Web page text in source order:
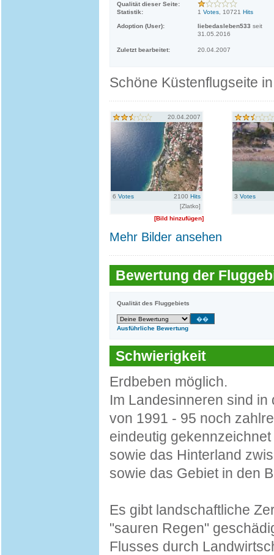
Qualität dieser Seite:
Statistik:
1 Votes , 10721 Hits
Adoption (User): liebedasleben533 seit
31.05.2016
Zuletzt bearbeitet: 20.04.2007
Schöne Küstenflugseite
20.04.2007
6 Votes 2100 Hits
[Zlatko]
[Bild hinzufügen]
3 Votes
Mehr Bilder ansehen
Bewertung der
Qualität des Fluggebiets
Ausführliche Bewertung
Schwierigkeit
Erdbeben möglich.
Im Landesinneren sind
von 1991 - 95 noch
eindeutig
sowie das Hinterland
sowie das Gebiet in den
Es gibt landschaftliche
"sauren Regen"
Flusses durch